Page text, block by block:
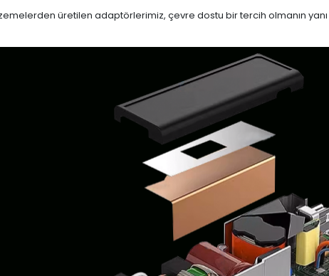
üretilen adaptörlerimiz, çevre dostu bir tercih olmanın yanı